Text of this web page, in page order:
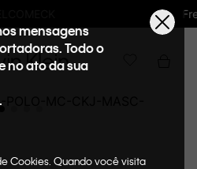
nas compras acima de R$600
mensagens
Todo o
no ato da sua
Cookies. Quando você visita